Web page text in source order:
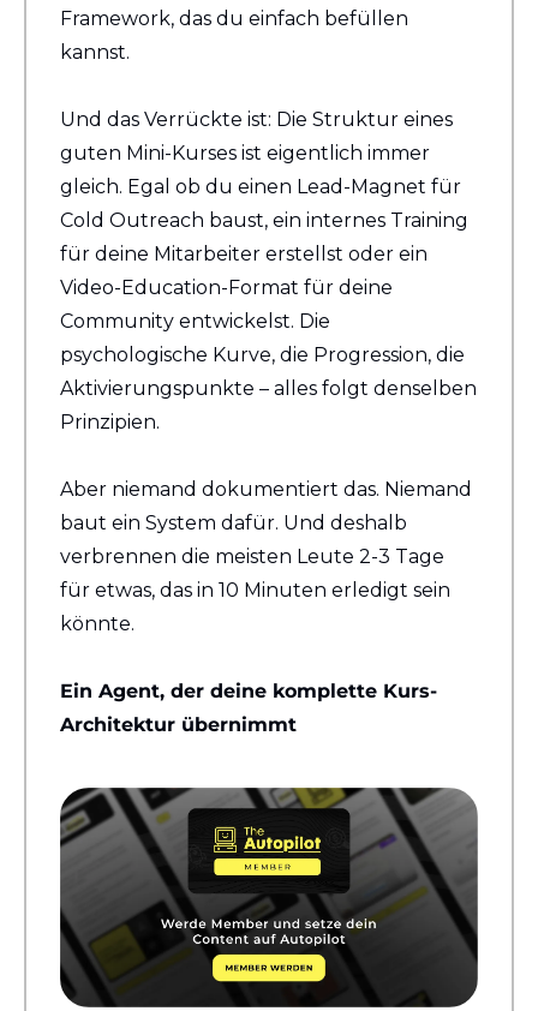
Framework, das du einfach befüllen
kannst.
Und das Verrückte ist: Die Struktur eines
guten Mini-Kurses ist eigentlich immer
gleich. Egal ob du einen Lead-Magnet für
Cold Outreach baust, ein internes Training
für deine Mitarbeiter erstellst oder ein
Video-Education-Format für deine
Community entwickelst. Die
psychologische Kurve, die Progression, die
Aktivierungspunkte – alles folgt denselben
Prinzipien.
Aber niemand dokumentiert das. Niemand
baut ein System dafür. Und deshalb
verbrennen die meisten Leute 2-3 Tage
für etwas, das in 10 Minuten erledigt sein
könnte.
Ein Agent, der deine komplette Kurs-
Architektur übernimmt